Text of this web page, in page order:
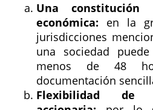
Una
económica: en la
jurisdicciones
una sociedad
menos de 48
documentación
Flexibilidad de